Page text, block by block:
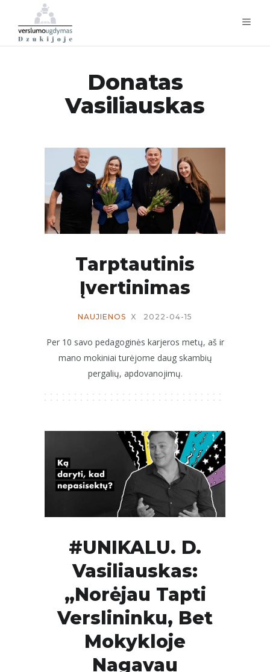
Donatas
Vasiliauskas
Tarptautinis
Įvertinimas
NAUJIENOS X 2022-04-15
Per 10 savo pedagoginės karjeros metų, aš ir
mano mokiniai turėjome daug skambių
pergalių, apdovanojimų.
#UNIKALU. D.
Vasiliauskas:
„Norėjau Tapti
Verslininku, Bet
Mokykloje
Nagavau